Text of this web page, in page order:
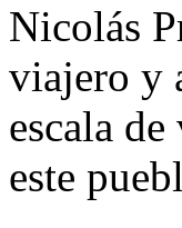
Nicolás
viajero y
escala
este